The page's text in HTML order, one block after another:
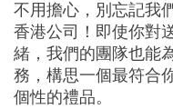
不用擔心，別忘記我
香港公司！即使你對
緒，我們的團隊也能
務，構思一個最符合
個性的禮品。